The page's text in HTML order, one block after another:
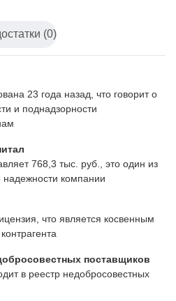
(0)
23 года назад, что говорит о
и поднадзорности
768,3 тыс. руб., это один из
компании
что является косвенным
поставщиков
в реестр недобросовестных